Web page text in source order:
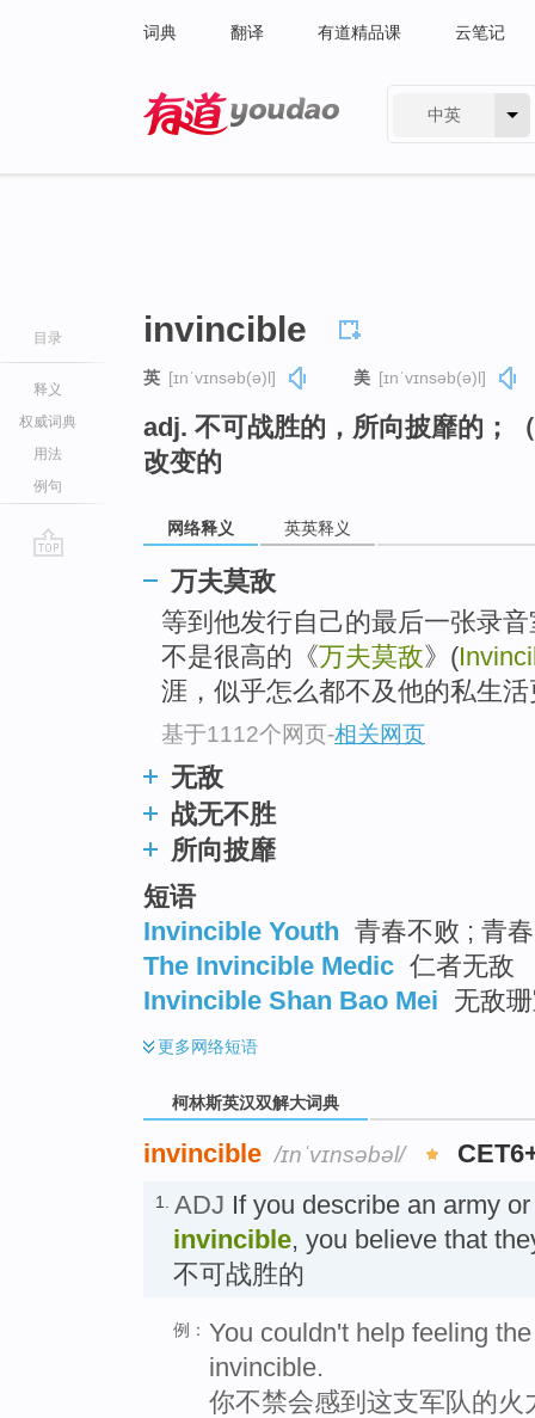
词典 翻译 有道精品课 云笔记
中英
目录
释义
权威词典
用法
例句
invincible
英 [ɪnˈvɪnsəb(ə)l] 美 [ɪnˈvɪnsəb(ə)l]
adj. 不可战胜的，所向披靡的；
改变的
网络释义 英英释义
万夫莫敌
等到他发行自己的最后一张录
不是很高的《万夫莫敌》(
涯，似乎怎么都不及他的私生
基于1112个网页-相关网页
无敌
战无不胜
所向披靡
短语
Invincible Youth 青春不败 ; 青
The Invincible Medic 仁者无敌
Invincible Shan Bao Mei 无敌
更多网络短语
柯林斯英汉双解大词典
invincible /ɪnˈvɪnsəbəl/
1. ADJ If you describe an army
invincible, you believe that
不可战胜的
例： You couldn't help feeling
invincible.
你不禁会感到这支军队的火